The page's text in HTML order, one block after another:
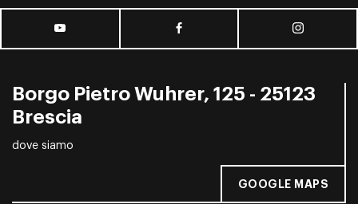
Borgo Pietro Wuhrer, 125 - 25123
Brescia
dove siamo
GOOGLE MAPS